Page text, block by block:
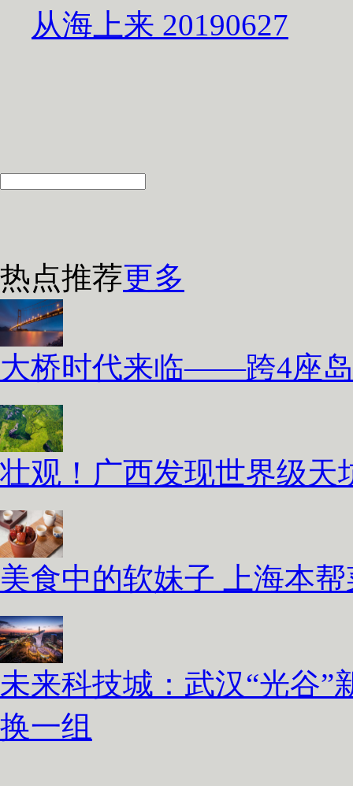
从海上来 20190627
热点推荐更多
大桥时代来临——跨4座
壮观！广西发现世界级天
美食中的软妹子 上海本
未来科技城：武汉“光谷”
换一组